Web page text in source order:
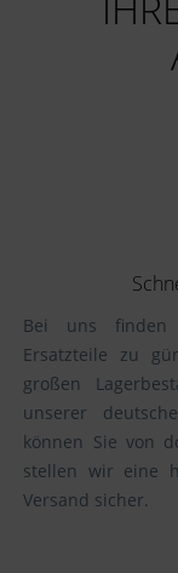
Bei uns finden
Ersatzteile zu
großen
unserer
können Sie von
stellen wir eine
Versand sicher.